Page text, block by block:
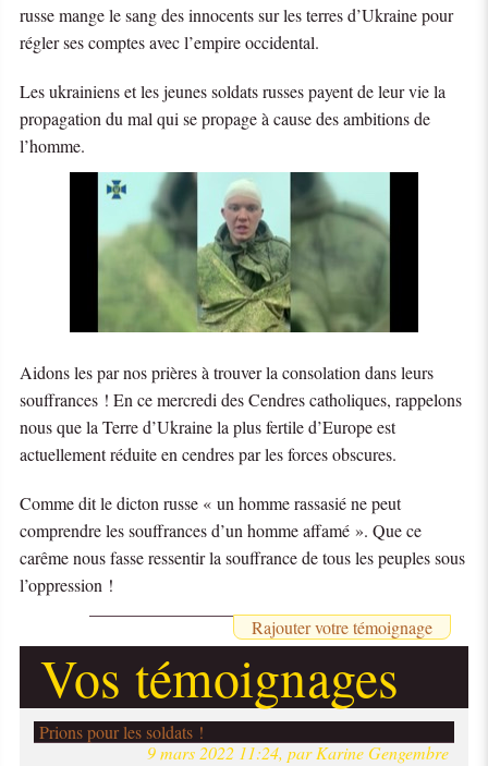
russe mange le sang des innocents sur les terres d’Ukraine pour
régler ses comptes avec l’empire occidental.
Les ukrainiens et les jeunes soldats russes payent de leur vie la
propagation du mal qui se propage à cause des ambitions de
l’homme.
Aidons les par nos prières à trouver la consolation dans leurs
souffrances ! En ce mercredi des Cendres catholiques, rappelons
nous que la Terre d’Ukraine la plus fertile d’Europe est
actuellement réduite en cendres par les forces obscures.
Comme dit le dicton russe « un homme rassasié ne peut
comprendre les souffrances d’un homme affamé ». Que ce
carême nous fasse ressentir la souffrance de tous les peuples sous
l’oppression !
Rajouter votre témoignage
Vos témoignages
Prions pour les soldats !
9 mars 2022 11:24, par Karine Gengembre